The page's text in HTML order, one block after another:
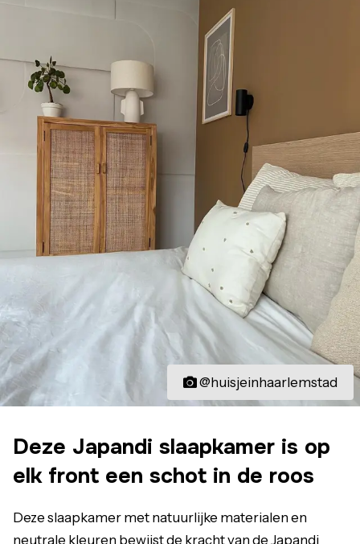
@huisjeinhaarlemstad
Deze Japandi slaapkamer is op
elk front een schot in de roos
Deze slaapkamer met natuurlijke materialen en
neutrale kleuren bewijst de kracht van de Japandi